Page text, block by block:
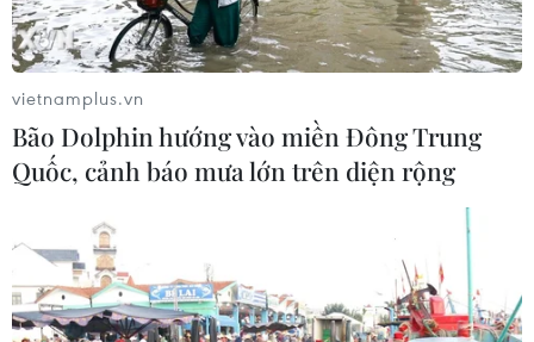
vietnamplus.vn
Bão Dolphin hướng vào miền Đông Trung
Quốc, cảnh báo mưa lớn trên diện rộng